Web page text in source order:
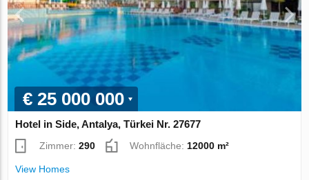
€ 25 000 000
Hotel in Side, Antalya, Türkei Nr. 27677
Zimmer:290 Wohnfläche: 12000 m²
View Homes